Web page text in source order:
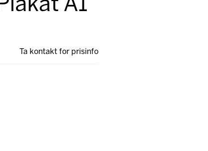
A1
Ta kontakt for prisinfo